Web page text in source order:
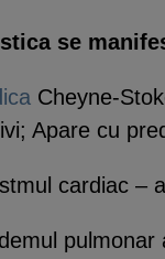
se
Cheyne-
Apare cu
cardiac –